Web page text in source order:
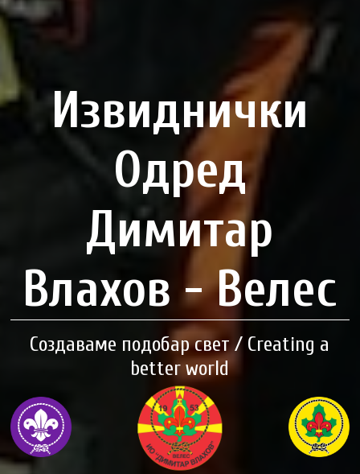
Извиднички
Одред
Димитар
Влахов - Велес
Создаваме подобар свет / Creating a
better world